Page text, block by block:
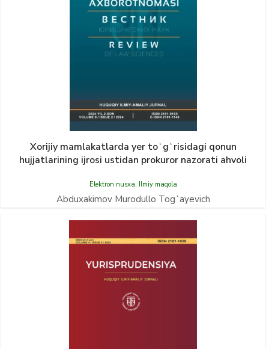
Xorijiy mamlakatlarda yer toʻgʻrisidagi qonun
hujjatlarining ijrosi ustidan prokuror nazorati ahvoli
Elektron nusxa, Ilmiy maqola
Abduxakimov Murodullo Togʻayevich